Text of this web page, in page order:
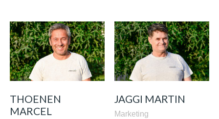
THOENEN
MARCEL
JAGGI MARTIN
Marketing